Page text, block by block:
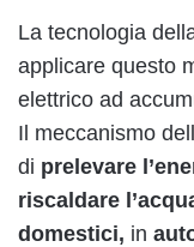
La tecnologia
applicare questo
elettrico ad
Il meccanismo
di prelevare
riscaldare
domestici, in